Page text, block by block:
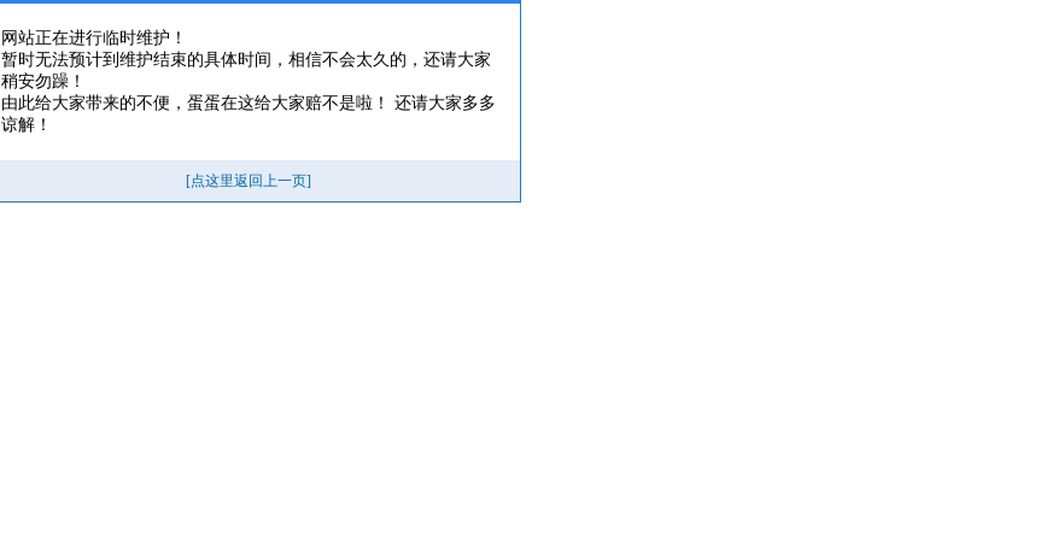
网站正在进行临时维护！
暂时无法预计到维护结束的具体时间，相信不会太久的，还请大家
稍安勿躁！
由此给大家带来的不便，蛋蛋在这给大家赔不是啦！ 还请大家多多
谅解！
[点这里返回上一页]